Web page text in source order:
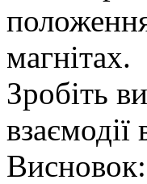
магнітах.
Зробіть
взаємодії
Висновок: